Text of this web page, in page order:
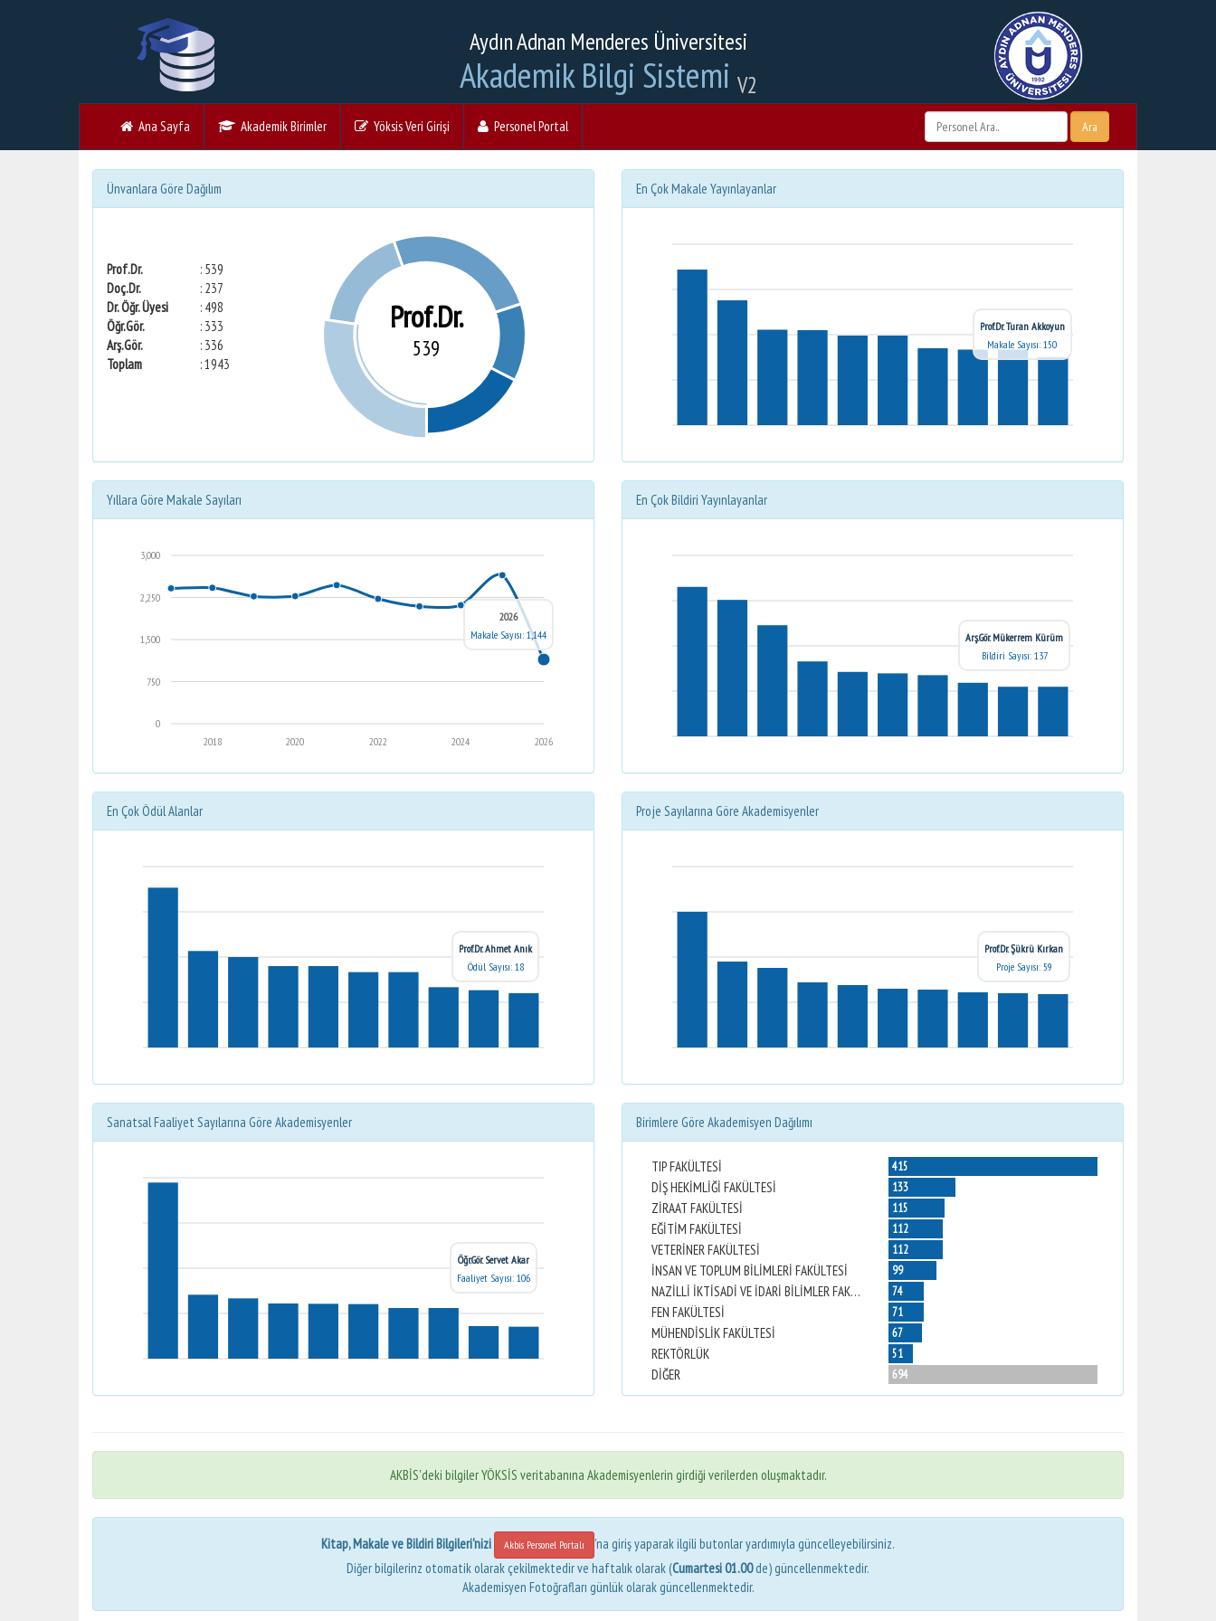
Aydın Adnan Menderes Üniversitesi
Akademik Bilgi Sistemi V2
Ana Sayfa Akademik Birimler Yöksis Veri Girişi Personel Portal Ara
Ünvanlara Göre Dağılım
Prof.Dr.
: 539
Doç.Dr.
: 237
Dr. Öğr. Üyesi
: 498
Öğr.Gör.
: 333
Arş.Gör.
: 336
Toplam
: 1943
Prof.Dr.
539
En Çok Makale Yayınlayanlar
Prof.Dr. Turan Akkoyun
Makale Sayısı: 150
Yıllara Göre Makale Sayıları
0
750
1,500
2,250
3,000
2026
2024
2022
2020
2018
2026
Makale Sayısı: 1,144
En Çok Bildiri Yayınlayanlar
Arş.Gör. Mükerrem Kürüm
Bildiri Sayısı: 137
En Çok Ödül Alanlar
Prof.Dr. Ahmet Anık
Ödül Sayısı: 18
Proje Sayılarına Göre Akademisyenler
Prof.Dr. Şükrü Kırkan
Proje Sayısı: 59
Sanatsal Faaliyet Sayılarına Göre Akademisyenler
Öğr.Gör. Servet Akar
Faaliyet Sayısı: 106
Birimlere Göre Akademisyen Dağılımı
TIP FAKÜLTESİ
DİŞ HEKİMLİĞİ FAKÜLTESİ
ZİRAAT FAKÜLTESİ
EĞİTİM FAKÜLTESİ
VETERİNER FAKÜLTESİ
İNSAN VE TOPLUM BİLİMLERİ FAKÜLTESİ
NAZİLLİ İKTİSADİ VE İDARİ BİLİMLER FAKÜLTESİ
FEN FAKÜLTESİ
MÜHENDİSLİK FAKÜLTESİ
REKTÖRLÜK
DİĞER
415
133
115
112
112
99
74
71
67
51
694
AKBİS'deki bilgiler YÖKSİS veritabanına Akademisyenlerin girdiği verilerden oluşmaktadır.
Kitap, Makale ve Bildiri Bilgileri'nizi Akbis Personel Portalı
'na giriş yaparak ilgili butonlar yardımıyla güncelleyebilirsiniz.
Diğer bilgilerinz otomatik olarak çekilmektedir ve haftalık olarak (Cumartesi 01.00de) güncellenmektedir.
Akademisyen Fotoğrafları günlük olarak güncellenmektedir.